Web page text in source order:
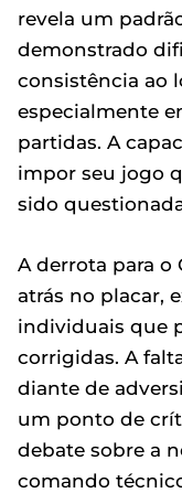
revela um
demonstrado
consistência ao
especialmente
partidas. A
impor seu jogo
sido
A derrota para o
atrás no placar,
individuais que
corrigidas. A
diante de
um ponto de
debate sobre a
comando